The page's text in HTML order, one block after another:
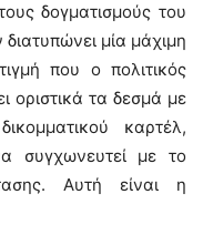
δογματισμούς του
μία μάχιμη
που ο πολιτικός
οριστικά τα δεσμά με
καρτέλ,
συγχωνευτεί με το
Αυτή είναι η